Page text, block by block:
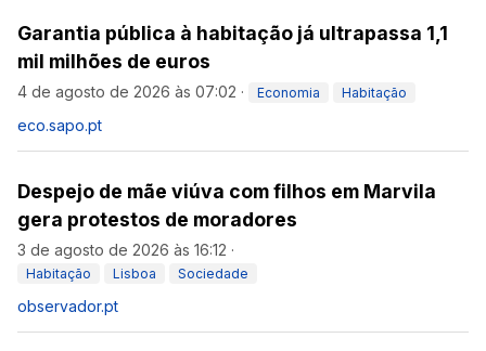
Garantia pública à habitação já ultrapassa 1,1
mil milhões de euros
4 de agosto de 2026 às 07:02 · Economia Habitação
eco.sapo.pt
Despejo de mãe viúva com filhos em Marvila
gera protestos de moradores
3 de agosto de 2026 às 16:12 ·
Habitação Lisboa Sociedade
observador.pt